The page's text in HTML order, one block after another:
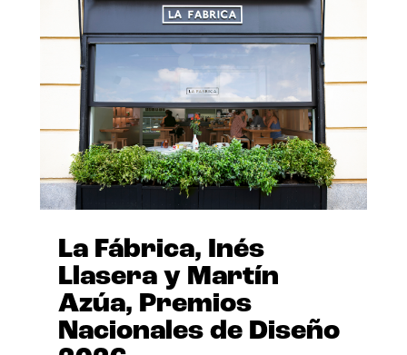
La Fábrica, Inés
Llasera y Martín
Azúa, Premios
Nacionales de Diseño